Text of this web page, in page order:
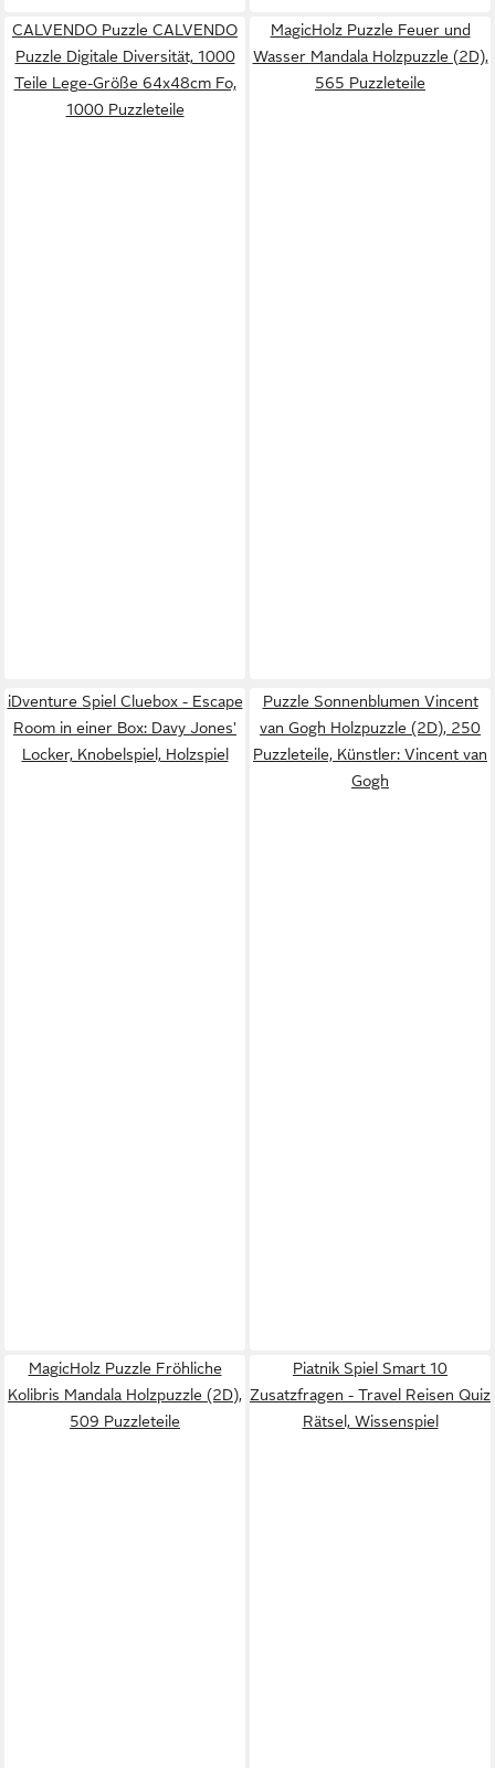
CALVENDO Puzzle CALVENDO
Puzzle Digitale Diversität, 1000
Teile Lege-Größe 64x48cm Fo,
1000 Puzzleteile
MagicHolz Puzzle Feuer und
Wasser Mandala Holzpuzzle (2D),
565 Puzzleteile
iDventure Spiel Cluebox - Escape
Room in einer Box: Davy Jones'
Locker, Knobelspiel, Holzspiel
Puzzle Sonnenblumen Vincent
van Gogh Holzpuzzle (2D), 250
Puzzleteile, Künstler: Vincent van
Gogh
MagicHolz Puzzle Fröhliche
Kolibris Mandala Holzpuzzle (2D),
509 Puzzleteile
Piatnik Spiel Smart 10
Zusatzfragen - Travel Reisen Quiz
Rätsel, Wissenspiel